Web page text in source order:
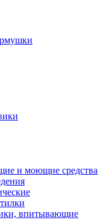
и моющие средства
впитывающие